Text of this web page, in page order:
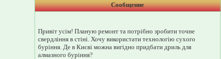
Сообщение
Привіт усім! Планую ремонт та потрібно зробити точне
свердління в стіні. Хочу використати технологію сухого
буріння. Де в Києві можна вигідно придбати дриль для
алмазного буріння?